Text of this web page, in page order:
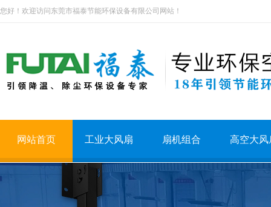
您好！欢迎访问东莞市福泰节能环保设备有限公司网站！
网站首页 工业大风扇 扇机组合 高空大风